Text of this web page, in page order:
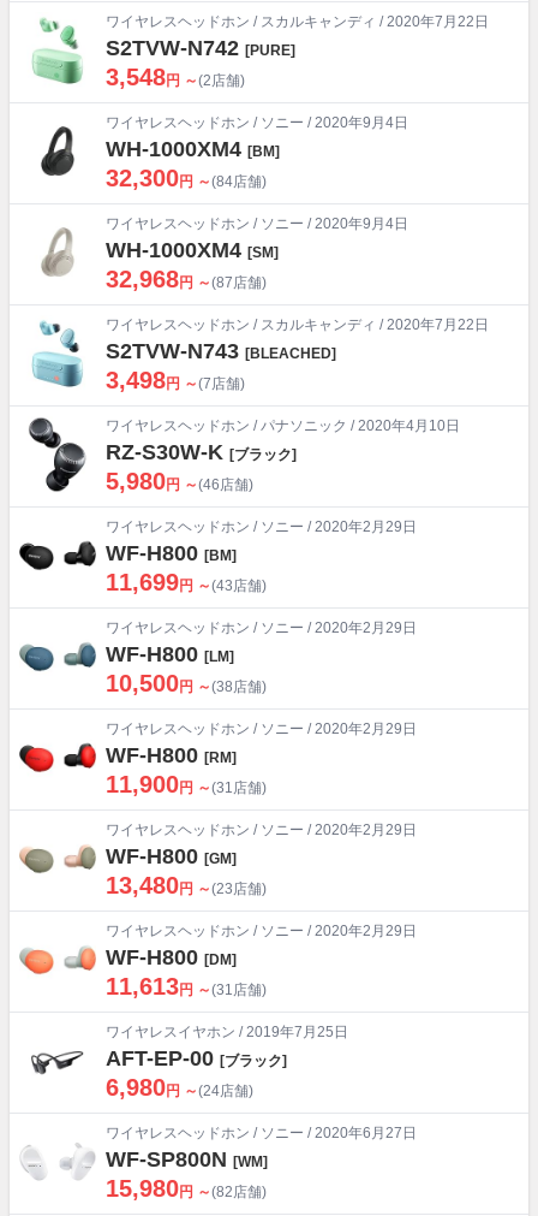
ワイヤレスヘッドホン / スカルキャンディ / 2020年7月22日
S2TVW-N742 [PURE]
3,548円 ～(2店舗)
ワイヤレスヘッドホン / ソニー / 2020年9月4日
WH-1000XM4 [BM]
32,300円 ～(84店舗)
ワイヤレスヘッドホン / ソニー / 2020年9月4日
WH-1000XM4 [SM]
32,968円 ～(87店舗)
ワイヤレスヘッドホン / スカルキャンディ / 2020年7月22日
S2TVW-N743 [BLEACHED]
3,498円 ～(7店舗)
ワイヤレスヘッドホン /パナソニック / 2020年4月10日
RZ-S30W-K [ブラック]
5,980円 ～(46店舗)
ワイヤレスヘッドホン / ソニー / 2020年2月29日
WF-H800 [BM]
11,699円 ～(43店舗)
ワイヤレスヘッドホン / ソニー / 2020年2月29日
WF-H800 [LM]
10,500円 ～(38店舗)
ワイヤレスヘッドホン / ソニー / 2020年2月29日
WF-H800 [RM]
11,900円 ～(31店舗)
ワイヤレスヘッドホン / ソニー / 2020年2月29日
WF-H800 [GM]
13,480円 ～(23店舗)
ワイヤレスヘッドホン / ソニー / 2020年2月29日
WF-H800 [DM]
11,613円 ～(31店舗)
ワイヤレスイヤホン / 2019年7月25日
AFT-EP-00 [ブラック]
6,980円 ～(24店舗)
ワイヤレスヘッドホン / ソニー / 2020年6月27日
WF-SP800N [WM]
15,980円 ～(82店舗)